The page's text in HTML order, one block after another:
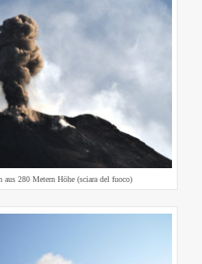
280 Metern Höhe (sciara del fuoco)